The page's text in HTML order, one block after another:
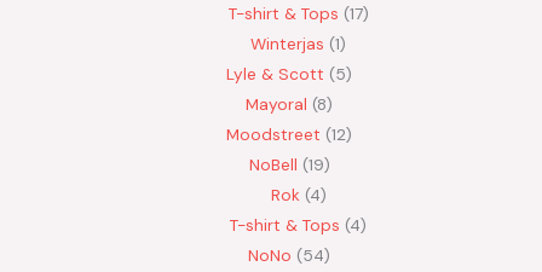
T-shirt & Tops 17
Winterjas 1
Lyle & Scott
5
Mayoral 8
Moodstreet 12
NoBell 19
Rok 4
T-shirt & Tops 4
NoNo
54